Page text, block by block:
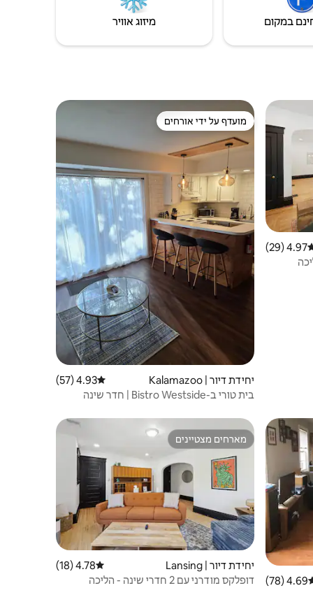
במקום מיזוג אוויר
ממוצע של 4.97 מתוך 5, 29 ביקורות
4.97 (29)
מועדף על ידי אורחים
מועדף על ידי אורחים
יחידת דיור | Kalamazoo דירוג ממוצע של 4.93 מתוך 5, 57 ביקורות
4.93 (57)
בית טורי ב-Bistro Westside | חדר שינה
ממוצע של 4.69 מתוך 5, 78 ביקורות
4.69 (78)
מארחים מצטיינים
מארחים מצטיינים
יחידת דיור | Lansing דירוג ממוצע של 4.78 מתוך 5, 18 ביקורות
4.78 (18)
דופלקס מודרני עם 2 חדרי שינה - הליכה